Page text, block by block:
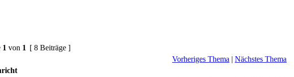
1 von 1 [ 8 Beiträge ]
Vorheriges Thema | Nächstes Thema